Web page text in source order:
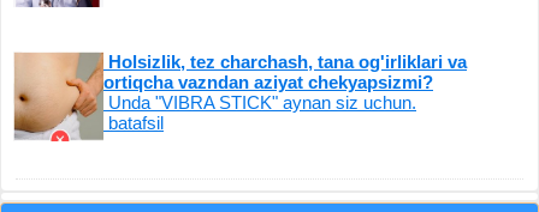
Holsizlik, tez charchash, tana og'irliklari va
ortiqcha vazndan aziyat chekyapsizmi?
Unda "VIBRA STICK" aynan siz uchun.
batafsil